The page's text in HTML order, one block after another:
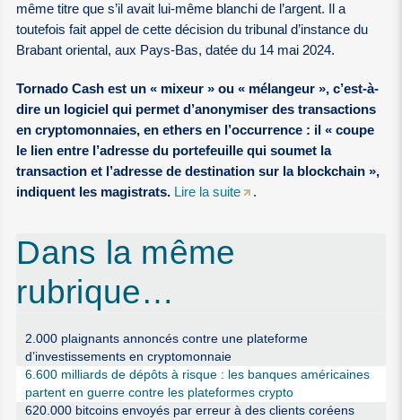
même titre que s’il avait lui-même blanchi de l’argent. Il a
toutefois fait appel de cette décision du tribunal d’instance du
Brabant oriental, aux Pays-Bas, datée du 14 mai 2024.
Tornado Cash est un « mixeur » ou « mélangeur », c’est-à-
dire un logiciel qui permet d’anonymiser des transactions
en cryptomonnaies, en ethers en l’occurrence : il « coupe
le lien entre l’adresse du portefeuille qui soumet la
transaction et l’adresse de destination sur la blockchain »,
indiquent les magistrats. Lire la suite .
Dans la même
rubrique…
2.000 plaignants annoncés contre une plateforme
d’investissements en cryptomonnaie
6.600 milliards de dépôts à risque : les banques américaines
partent en guerre contre les plateformes crypto
620.000 bitcoins envoyés par erreur à des clients coréens